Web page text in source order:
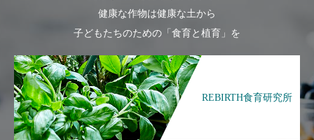
健康な作物は健康な土から
子どもたちのための「食育と植育」を
REBIRTH食育研究所